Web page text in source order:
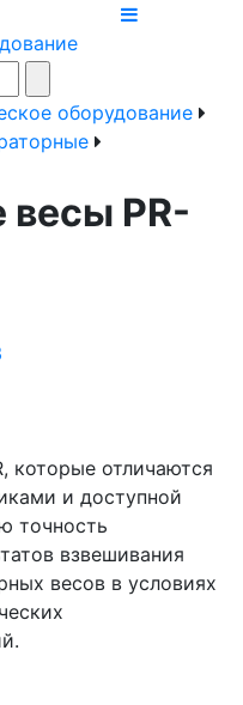
оборудование
PR-
которые отличаются
и доступной
точность
взвешивания
весов в условиях